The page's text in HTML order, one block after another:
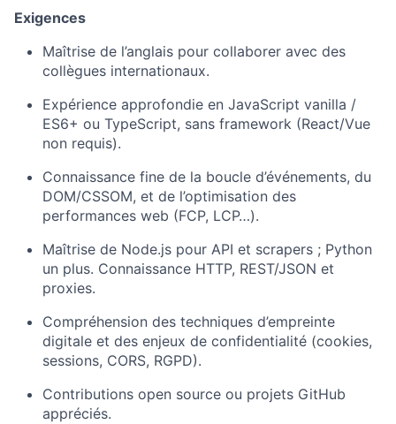
Exigences
Maîtrise de l’anglais pour collaborer avec des
collègues internationaux.
Expérience approfondie en JavaScript vanilla /
ES6+ ou TypeScript, sans framework (React/Vue
non requis).
Connaissance fine de la boucle d’événements, du
DOM/CSSOM, et de l’optimisation des
performances web (FCP, LCP…).
Maîtrise de Node.js pour API et scrapers ; Python
un plus. Connaissance HTTP, REST/JSON et
proxies.
Compréhension des techniques d’empreinte
digitale et des enjeux de confidentialité (cookies,
sessions, CORS, RGPD).
Contributions open source ou projets GitHub
appréciés.